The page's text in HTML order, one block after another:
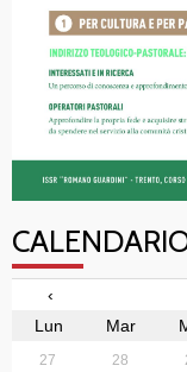
‹
Lun
Mar
27 28